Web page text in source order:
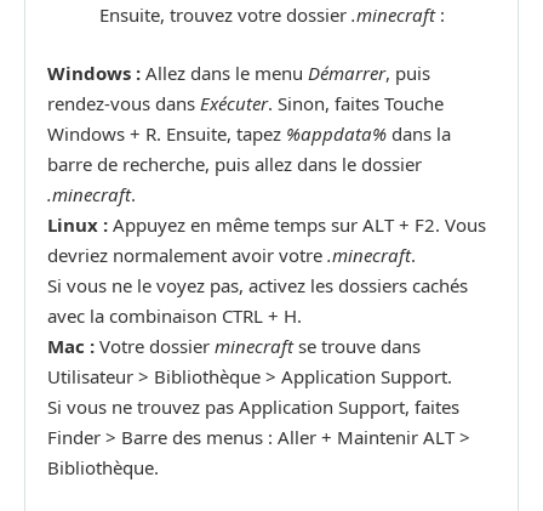
Ensuite, trouvez votre dossier .minecraft:
Windows : Allez dans le menu Démarrer, puis
rendez-vous dans Exécuter. Sinon, faites Touche
Windows + R. Ensuite, tapez %appdata% dans la
barre de recherche, puis allez dans le dossier
.minecraft.
Linux : Appuyez en même temps sur ALT + F2. Vous
devriez normalement avoir votre .minecraft.
Si vous ne le voyez pas, activez les dossiers cachés
avec la combinaison CTRL + H.
Mac : Votre dossier minecraftse trouve dans
Utilisateur > Bibliothèque > Application Support.
Si vous ne trouvez pas Application Support, faites
Finder > Barre des menus : Aller + Maintenir ALT >
Bibliothèque.